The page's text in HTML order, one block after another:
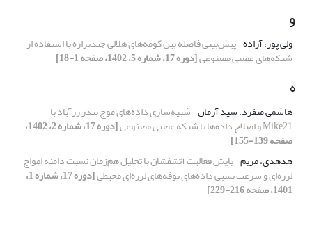
و
ولی پور، آزاده پیش‌بینی فاصله بین کومه‌های هلالی چندترازه با استفاده از
شبکه‌های عصبی مصنوعی[دوره 17، شماره 5، 1402، صفحه 1-18]
ه
هاشمی منفرد، سید آرمان شبیه‌سازی‌ داده‌های موج بندر زرآباد با
Mike21 و اصلاح داده‌ها با شبکه عصبی مصنوعی [دوره 17، شماره 2، 1402،
صفحه 139-155]
هدهدی، مریم پایش فعالیت آتشفشان با تحلیل هم‌زمان نسبت دامنه امواج
لرزه‌ای و سرعت نسبی داده‌های نوفه‌های لرزه‌ای محیطی [دوره 17، شماره 1،
1401، صفحه 216-229]